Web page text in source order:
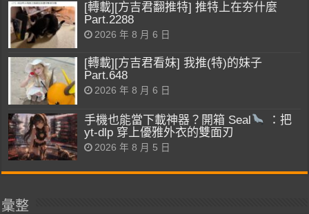
[轉載][方吉君翻推特] 推特上在夯什麼
Part.2288
2026 年 8 月 6 日
[轉載][方吉君看妹] 我推(特)的妹子
Part.648
2026 年 8 月 6 日
手機也能當下載神器？開箱 Seal
：把
yt-dlp 穿上優雅外衣的雙面刃
2026 年 8 月 5 日
彙整